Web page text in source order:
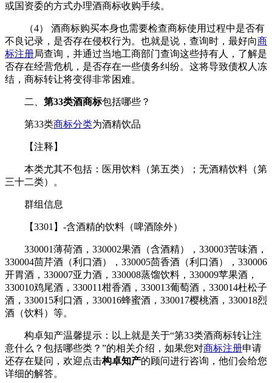
或国资委的方式办理酒商标收购手续。
（4） 酒商标购买本身也需要检查商标使用过程中是否有
不良记录，是否存在侵权行为。也就是说，查询时，最好向商
标注册局查询，并通过当地工商部门查询这些持有人，了解是
否存在经营危机，是否存在一些债务纠纷。这将导致债权人冻
结，商标转让将变得非常困难。
二、 第33类酒商标包括哪些？
第33类商标分类为酒精饮品
【注释】
本类尤其不包括：医用饮料（第五类）；无酒精饮料（第
三十二类）。
群组信息
【3301】-含酒精的饮料（啤酒除外）
330001薄荷酒，330002果酒（含酒精），330003苦味酒，
330004茴芹酒（利口酒），330005茴香酒（利口酒），330006
开胃酒，330007亚力酒，330008蒸馏饮料，330009苹果酒，
330010鸡尾酒，330011柑香酒，330013葡萄酒，330014杜松子
酒，330015利口酒，330016蜂蜜酒，330017樱桃酒，330018烈
酒（饮料）等。
构卓知产温馨提示：以上就是关于“第33类酒商标转让注
意什么？包括哪些类？”的相关介绍，如果您对商标注册申请
还存在疑问，欢迎点击构卓知产的顾问进行咨询，他们会给您
详细的解答。